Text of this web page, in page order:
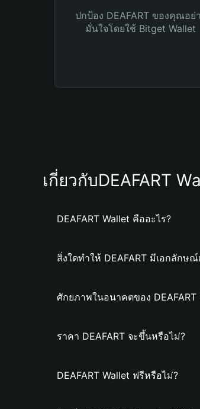
ปกป้อง DEAFART ของคุณอย่
มั่นใจโดยใช้ Bitget Wallet
เกี่ยวกับDEAFART
DEAFART Wallet คืออะไร?
สิ่งใดทำให้ DEAFART มีเอกลักษณ์
ศักยภาพในอนาคตของ DEAFART
ราคา DEAFART จะขึ้นหรือไม่?
DEAFART Wallet ฟรีหรือไม่?